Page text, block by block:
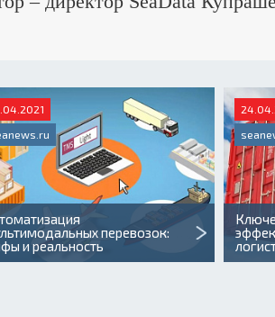
перевозок:
и реальность